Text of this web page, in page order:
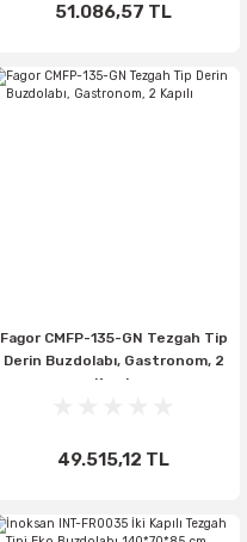
51.086,57 TL
Fagor CMFP-135-GN Tezgah Tip
Derin Buzdolabı, Gastronom, 2
Kapılı
49.515,12 TL